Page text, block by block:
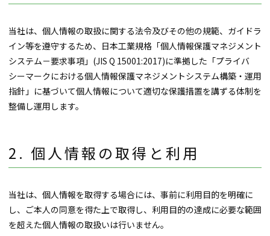
当社は、個人情報の取扱に関する法令及びその他の規範、ガイドラ
イン等を遵守するため、日本工業規格「個人情報保護マネジメント
システム－要求事項」(JIS Q 15001:2017)に準拠した「プライバ
シーマークにおける個人情報保護マネジメントシステム構築・運用
指針」に基づいて個人情報について適切な保護措置を講ずる体制を
整備し運用します。
個人情報の取得と利用
当社は、個人情報を取得する場合には、事前に利用目的を明確に
し、ご本人の同意を得た上で取得し、利用目的の達成に必要な範囲
を超えた個人情報の取扱いは行いません。